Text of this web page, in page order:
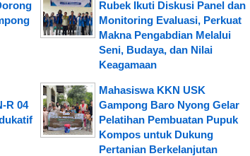
Rubek Ikuti Diskusi Panel dan
Monitoring Evaluasi, Perkuat
Makna Pengabdian Melalui
Seni, Budaya, dan Nilai
Keagamaan
R 04
Mahasiswa KKN USK
Gampong Baro Nyong Gelar
Pelatihan Pembuatan Pupuk
Kompos untuk Dukung
Pertanian Berkelanjutan